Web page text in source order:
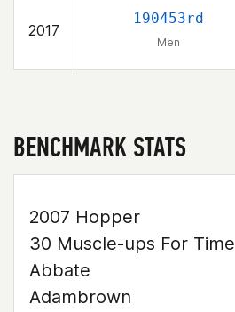
2017
190453rd
Men
BENCHMARK STATS
2007 Hopper
30 Muscle-ups For Time
Abbate
Adambrown